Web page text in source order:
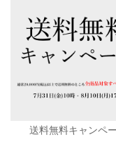
送料無料キャンペ